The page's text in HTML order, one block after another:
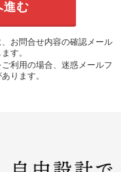
お問合せ内容の確認メール
す。
利用の場合、迷惑メールフ
ります。